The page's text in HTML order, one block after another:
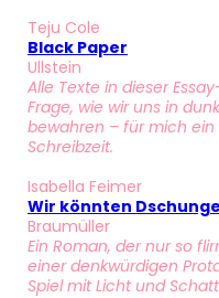
Teju Cole
Black Paper
Ullstein
Alle Texte in dieser
Frage, wie wir uns in
bewahren – für mich
Schreibzeit.
Isabella Feimer
Wir könnten
Braumüller
Ein Roman, der nur so
einer denkwürdigen
Spiel mit Licht und